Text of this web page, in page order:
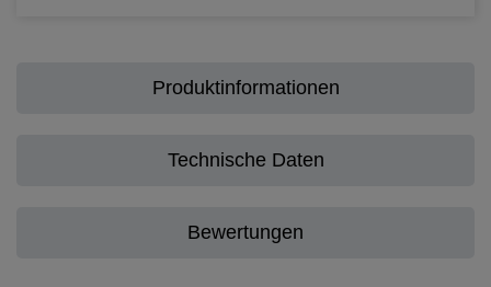
Produktinformationen
Technische Daten
Bewertungen